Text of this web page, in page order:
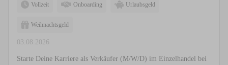
Vollzeit Onboarding Urlaubsgeld
Weihnachtsgeld
03.08.2026
Starte Deine Karriere als Verkäufer (M/W/D) im Einzelhandel bei